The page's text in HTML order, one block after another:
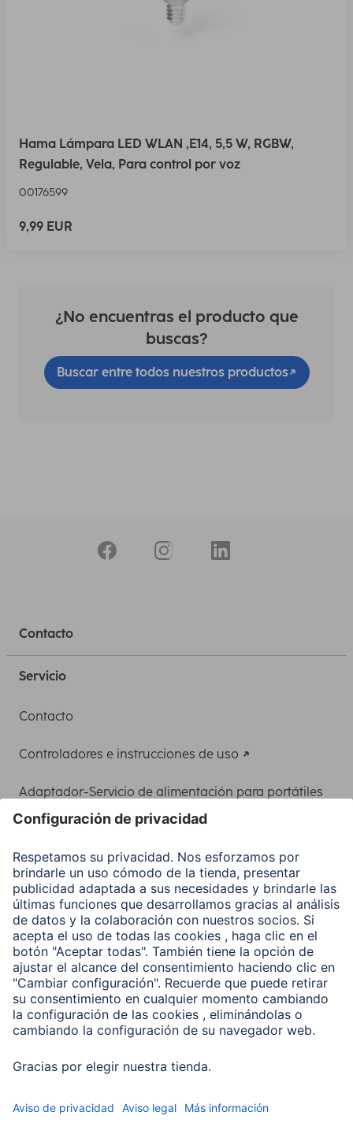
Hama Lámpara LED WLAN ,E14, 5,5 W, RGBW,
Regulable, Vela, Para control por voz
00176599
9,99 EUR
¿No encuentras el producto que
buscas?
Buscar entre todos nuestros productos
Contacto
Servicio
Contacto
Controladores e instrucciones de uso
Adaptador-Servicio de alimentación para portátiles
Clientes online
Conviértete en distribuidor
Compañía
Historia de la empresa
Hama en todo el Mundo
Sostenibilidad
Business-Portal